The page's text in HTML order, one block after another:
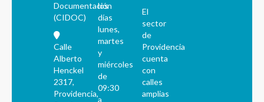
Documentación
(CIDOC)
Calle
Alberto
Henckel
2317,
Providencia,
los
días
lunes,
martes
y
miércoles
de
09:30
a
El
sector
de
Providencia
cuenta
con
calles
amplias